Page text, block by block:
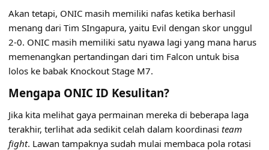
Akan tetapi, ONIC masih memiliki nafas ketika berhasil
menang dari Tim SIngapura, yaitu Evil dengan skor unggul
2-0. ONIC masih memiliki satu nyawa lagi yang mana harus
memenangkan pertandingan dari tim Falcon untuk bisa
lolos ke babak Knockout Stage M7.
Mengapa ONIC ID Kesulitan?
Jika kita melihat gaya permainan mereka di beberapa laga
terakhir, terlihat ada sedikit celah dalam koordinasi team
fight. Lawan tampaknya sudah mulai membaca pola rotasi